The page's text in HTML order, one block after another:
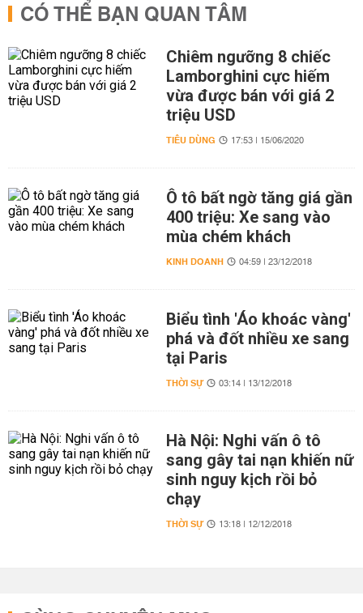
CÓ THỂ BẠN QUAN TÂM
Chiêm ngưỡng 8 chiếc
Lamborghini cực hiếm
vừa được bán với giá 2
triệu USD
TIÊU DÙNG 17:53 | 15/06/2020
Ô tô bất ngờ tăng giá gần
400 triệu: Xe sang vào
mùa chém khách
KINH DOANH 04:59 | 23/12/2018
Biểu tình 'Áo khoác vàng'
phá và đốt nhiều xe sang
tại Paris
THỜI SỰ 03:14 | 13/12/2018
Hà Nội: Nghi vấn ô tô
sang gây tai nạn khiến nữ
sinh nguy kịch rồi bỏ
chạy
THỜI SỰ 13:18 | 12/12/2018